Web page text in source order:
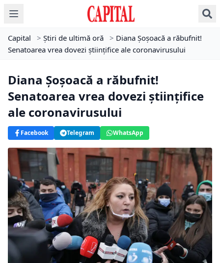
Capital > Știri de ultimă oră > Diana Șoșoacă a răbufnit!
Senatoarea vrea dovezi științifice ale coronavirusului
Diana Șoșoacă a răbufnit!
Senatoarea vrea dovezi științifice
ale coronavirusului
Facebook Telegram WhatsApp